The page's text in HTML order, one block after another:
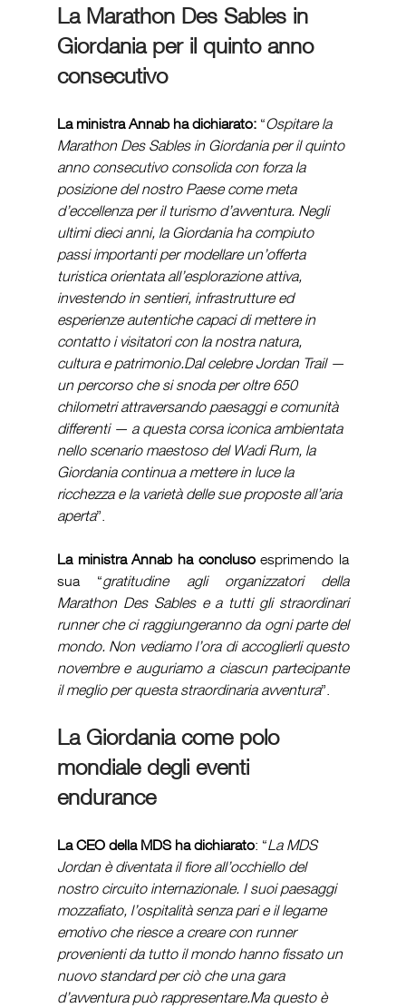
La Marathon Des Sables in
Giordania per il quinto anno
consecutivo
La ministra Annab ha dichiarato: “Ospitare la
Marathon Des Sables in Giordania per il quinto
anno consecutivo consolida con forza la
posizione del nostro Paese come meta
d’eccellenza per il turismo d’avventura. Negli
ultimi dieci anni, la Giordania ha compiuto
passi importanti per modellare un’offerta
turistica orientata all’esplorazione attiva,
investendo in sentieri, infrastrutture ed
esperienze autentiche capaci di mettere in
contatto i visitatori con la nostra natura,
cultura e patrimonio.Dal celebre Jordan Trail —
un percorso che si snoda per oltre 650
chilometri attraversando paesaggi e comunità
differenti — a questa corsa iconica ambientata
nello scenario maestoso del Wadi Rum, la
Giordania continua a mettere in luce la
ricchezza e la varietà delle sue proposte all’aria
aperta”.
La ministra Annab ha concluso esprimendo la
sua “gratitudine agli organizzatori della
Marathon Des Sables e a tutti gli straordinari
runner che ci raggiungeranno da ogni parte del
mondo. Non vediamo l’ora di accoglierli questo
novembre e auguriamo a ciascun partecipante
il meglio per questa straordinaria avventura”.
La Giordania come polo
mondiale degli eventi
endurance
La CEO della MDS ha dichiarato: “La MDS
Jordan è diventata il fiore all’occhiello del
nostro circuito internazionale. I suoi paesaggi
mozzafiato, l’ospitalità senza pari e il legame
emotivo che riesce a creare con runner
provenienti da tutto il mondo hanno fissato un
nuovo standard per ciò che una gara
d’avventura può rappresentare.Ma questo è